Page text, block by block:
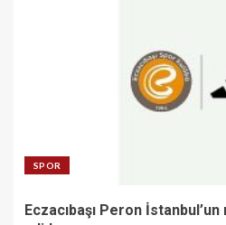
SPOR
Eczacıbaşı Peron